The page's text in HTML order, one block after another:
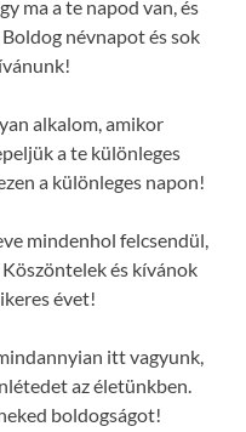
ma a te napod van, és
névnapot és sok
alkalom, amikor
a te különleges
a különleges napon!
mindenhol felcsendül,
és kívánok
évet!
itt vagyunk,
az életünkben.
boldogságot!